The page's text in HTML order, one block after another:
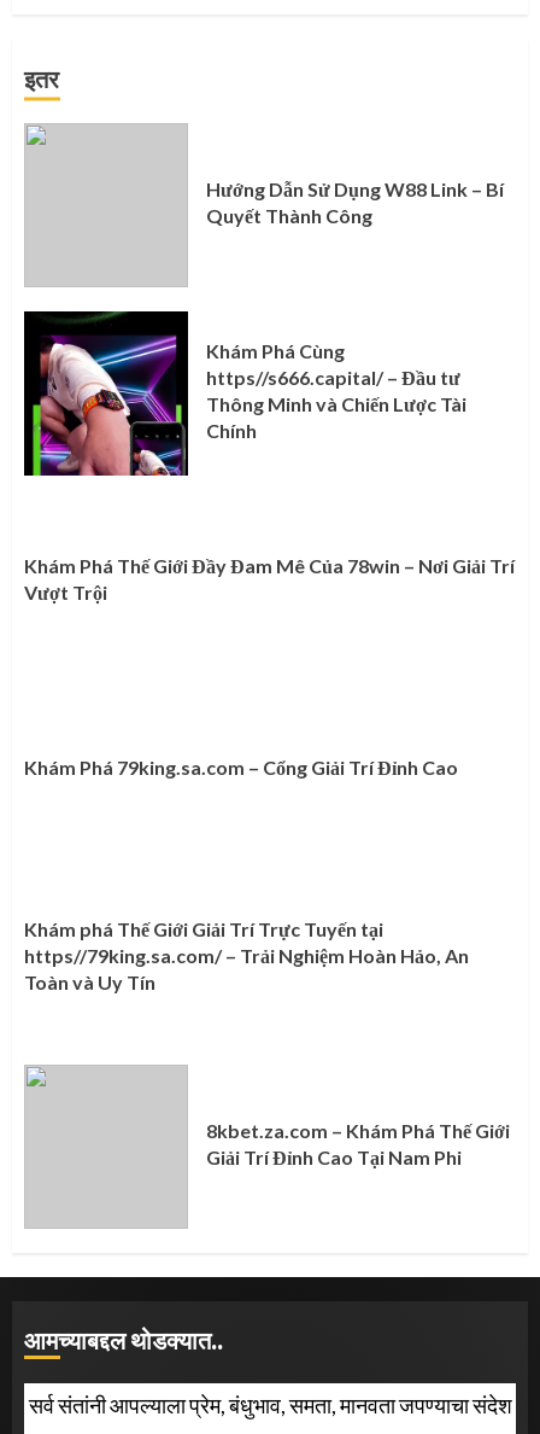
इतर
Hướng Dẫn Sử Dụng W88 Link – Bí
Quyết Thành Công
Khám Phá Cùng
https//s666.capital/ – Đầu tư
Thông Minh và Chiến Lược Tài
Chính
Khám Phá Thế Giới Đầy Đam Mê Của 78win – Nơi Giải Trí
Vượt Trội
Khám Phá 79king.sa.com – Cổng Giải Trí Đỉnh Cao
Khám phá Thế Giới Giải Trí Trực Tuyến tại
https//79king.sa.com/ – Trải Nghiệm Hoàn Hảo, An
Toàn và Uy Tín
8kbet.za.com – Khám Phá Thế Giới
Giải Trí Đỉnh Cao Tại Nam Phi
आमच्याबद्दल थोडक्यात..
सर्व संतांनी आपल्याला प्रेम, बंधुभाव, समता, मानवता जपण्याचा संदेश